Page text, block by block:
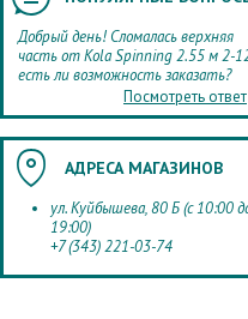
Добрый день! Сломалась верхняя
часть от Kola Spinning 2.55 м 2-
есть ли возможность заказать?
Посмотреть ответ
АДРЕСА МАГАЗИНОВ
ул. Куйбышева, 80 Б (с 10:00
19:00)
+7 (343) 221-03-74